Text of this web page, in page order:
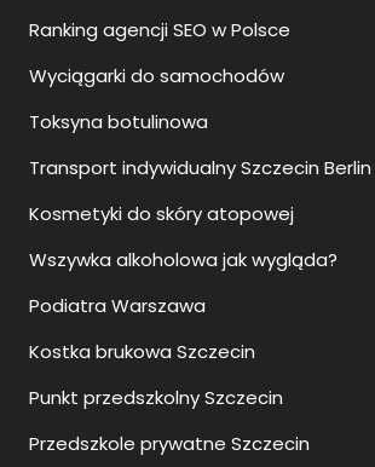
Ranking agencji SEO w Polsce
Wyciągarki do samochodów
Toksyna botulinowa
Transport indywidualny Szczecin Berlin
Kosmetyki do skóry atopowej
Wszywka alkoholowa jak wygląda?
Podiatra Warszawa
Kostka brukowa Szczecin
Punkt przedszkolny Szczecin
Przedszkole prywatne Szczecin